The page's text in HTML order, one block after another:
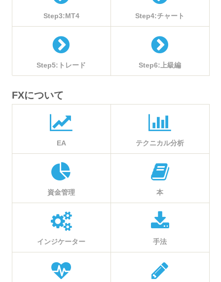
Step3:MT4 Step4:チャート
Step5:トレード Step6:上級編
FXについて
EA テクニカル分析
資金管理 本
インジケーター 手法